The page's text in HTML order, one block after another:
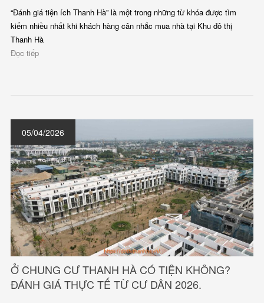
“Đánh giá tiện ích Thanh Hà” là một trong những từ khóa được tìm
kiếm nhiều nhất khi khách hàng cân nhắc mua nhà tại Khu đô thị
Thanh Hà
Đọc tiếp
05/04/2026
Ở CHUNG CƯ THANH HÀ CÓ TIỆN KHÔNG?
ĐÁNH GIÁ THỰC TẾ TỪ CƯ DÂN 2026.